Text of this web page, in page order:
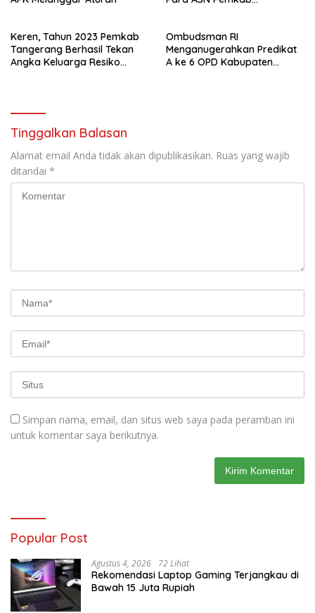
Keren, Tahun 2023 Pemkab
Tangerang Berhasil Tekan
Angka Keluarga Resiko
Ombudsman RI
Menganugerahkan Predikat
A ke 6 OPD Kabupaten
Tinggalkan Balasan
Alamat email Anda tidak akan dipublikasikan. Ruas yang wajib
ditandai *
Simpan nama, email, dan situs web saya pada peramban ini
untuk komentar saya berikutnya.
Popular Post
Agustus 4, 2026 72 Lihat
Rekomendasi Laptop Gaming Terjangkau di
Bawah 15 Juta Rupiah